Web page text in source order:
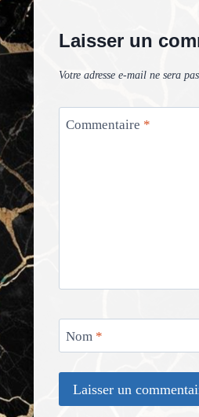
Laisser un
Votre adresse e-mail ne sera
Commentaire *
Nom *